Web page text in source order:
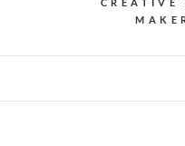
CREATIVE